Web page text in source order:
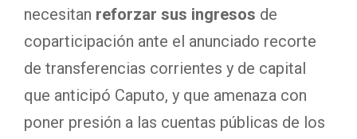
necesitan reforzar sus ingresos de
coparticipación ante el anunciado recorte
de transferencias corrientes y de capital
que anticipó Caputo, y que amenaza con
poner presión a las cuentas públicas de los